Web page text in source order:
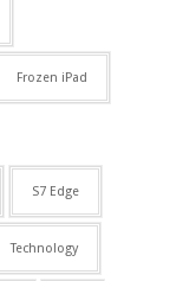
Frozen iPad
S7 Edge
Technology